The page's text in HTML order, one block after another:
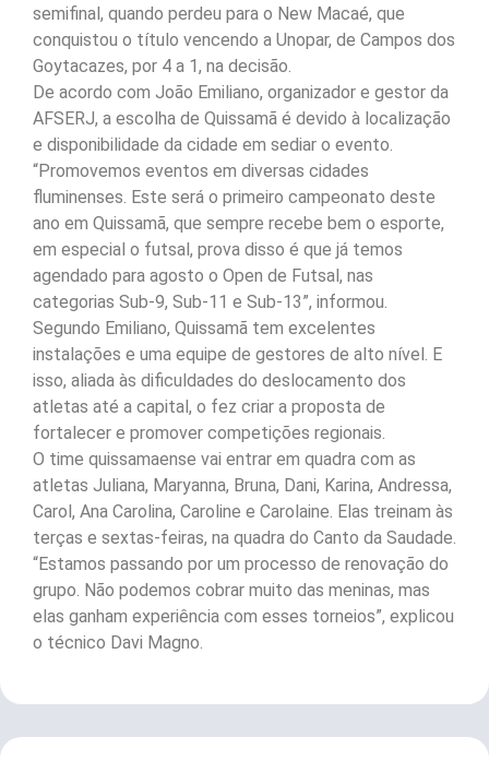
semifinal, quando perdeu para o New Macaé, que
conquistou o título vencendo a Unopar, de Campos dos
Goytacazes, por 4 a 1, na decisão.
De acordo com João Emiliano, organizador e gestor da
AFSERJ, a escolha de Quissamã é devido à localização
e disponibilidade da cidade em sediar o evento.
“Promovemos eventos em diversas cidades
fluminenses. Este será o primeiro campeonato deste
ano em Quissamã, que sempre recebe bem o esporte,
em especial o futsal, prova disso é que já temos
agendado para agosto o Open de Futsal, nas
categorias Sub-9, Sub-11 e Sub-13”, informou.
Segundo Emiliano, Quissamã tem excelentes
instalações e uma equipe de gestores de alto nível. E
isso, aliada às dificuldades do deslocamento dos
atletas até a capital, o fez criar a proposta de
fortalecer e promover competições regionais.
O time quissamaense vai entrar em quadra com as
atletas Juliana, Maryanna, Bruna, Dani, Karina, Andressa,
Carol, Ana Carolina, Caroline e Carolaine. Elas treinam às
terças e sextas-feiras, na quadra do Canto da Saudade.
“Estamos passando por um processo de renovação do
grupo. Não podemos cobrar muito das meninas, mas
elas ganham experiência com esses torneios”, explicou
o técnico Davi Magno.